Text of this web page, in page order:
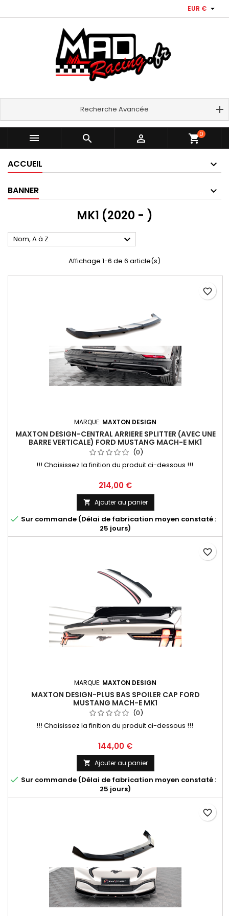
EUR € 
Recherche Avancée
   shopping_cart0
ACCUEIL
BANNER
MK1 (2020 - )
Nom, A à Z 
Affichage 1-6 de 6 article(s)
MARQUE: MAXTON DESIGN
MAXTON DESIGN-CENTRAL ARRIERE SPLITTER (AVEC UNE
BARRE VERTICALE) FORD MUSTANG MACH-E MK1
(0)
!!! Choisissez la finition du produit ci-dessous !!!
Prix
214,00 €
 Ajouter au panier
 Sur commande (Délai de fabrication moyen constaté :
25 jours)
favorite_border
MARQUE: MAXTON DESIGN
MAXTON DESIGN-PLUS BAS SPOILER CAP FORD
MUSTANG MACH-E MK1
(0)
!!! Choisissez la finition du produit ci-dessous !!!
Prix
144,00 €
 Ajouter au panier
 Sur commande (Délai de fabrication moyen constaté :
25 jours)
favorite_border
favorite_border